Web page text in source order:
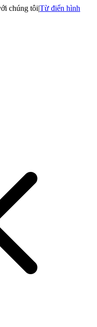
chúng tôi|Từ điển hình